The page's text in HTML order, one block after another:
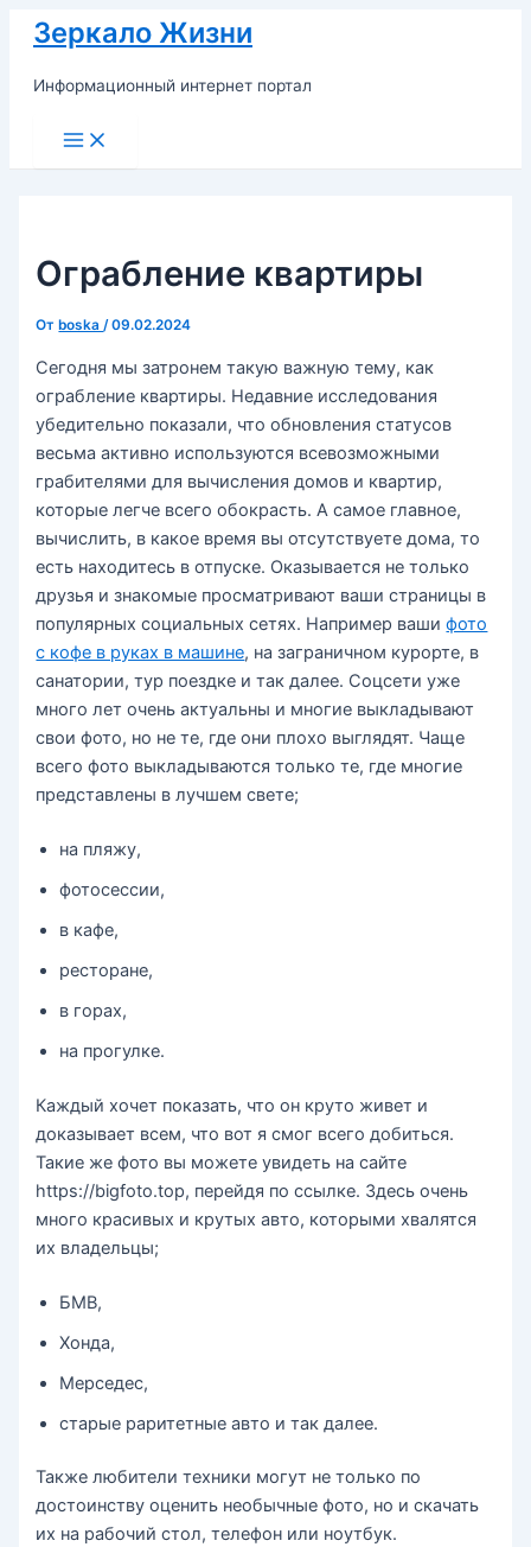
Перейти
содержимому
Зеркало Жизни
Информационный интернет портал
Main
Menu
Ограбление квартиры
От boska/09.02.2024
Сегодня мы затронем такую важную тему, как
ограбление квартиры. Недавние исследования
убедительно показали, что обновления статусов
весьма активно используются всевозможными
грабителями для вычисления домов и квартир,
которые легче всего обокрасть. А самое главное,
вычислить, в какое время вы отсутствуете дома, то
есть находитесь в отпуске. Оказывается не только
друзья и знакомые просматривают ваши страницы в
популярных социальных сетях. Например вашифото
с кофе в руках в машине, на заграничном курорте, в
санатории, тур поездке и так далее. Соцсети уже
много лет очень актуальны и многие выкладывают
свои фото, но не те, где они плохо выглядят. Чаще
всего фото выкладываются только те, где многие
представлены в лучшем свете;
на пляжу,
фотосессии,
в кафе,
ресторане,
в горах,
на прогулке.
Каждый хочет показать, что он круто живет и
доказывает всем, что вот я смог всего добиться.
Такие же фото вы можете увидеть на сайте
https://bigfoto.top, перейдя по ссылке. Здесь очень
много красивых и крутых авто, которыми хвалятся
их владельцы;
БМВ,
Хонда,
Мерседес,
старые раритетные авто и так далее.
Также любители техники могут не только по
достоинству оценить необычные фото, но и скачать
их на рабочий стол, телефон или ноутбук.